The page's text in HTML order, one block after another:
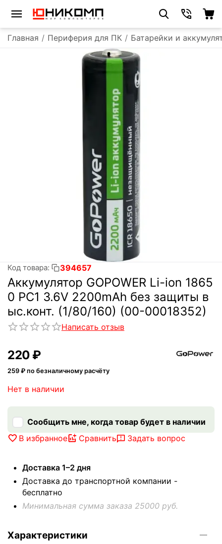
Главная / Периферия для ПК / Батарейки и
Код товара: 394657
Аккумулятор GOPOWER Li-ion 1865
0 PC1 3.6V 2200mAh без защиты в
ыс.конт. (1/80/160) (00-00018352)
Написать отзыв
‍220‍ ₽
259 ₽ по безналичному расчёту
Нет в наличии
Сообщить мне, когда товар будет в наличии
В избранное
Сравнить Задать вопрос
Доставка 1–2 дня
Доставка до транспортной компании -
бесплатно
Минимальная сумма заказа 25000 руб.
Характеристики